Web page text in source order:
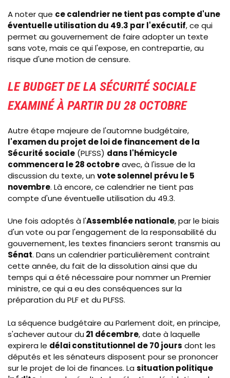
A noter que ce calendrier ne tient pas compte d'une
éventuelle utilisation du 49.3 par l'exécutif, ce qui
permet au gouvernement de faire adopter un texte
sans vote, mais ce qui l'expose, en contrepartie, au
risque d'une motion de censure.
LE BUDGET DE LA SÉCURITÉ SOCIALE
EXAMINÉ À PARTIR DU 28 OCTOBRE
Autre étape majeure de l'automne budgétaire,
l'examen du projet de loi de financement de la
Sécurité sociale (PLFSS) dans l'hémicycle
commencera le 28 octobreavec, à l'issue de la
discussion du texte, un vote solennel prévu le 5
novembre. Là encore, ce calendrier ne tient pas
compte d'une éventuelle utilisation du 49.3.
Une fois adoptés à l'Assemblée nationale, par le biais
d'un vote ou par l'engagement de la responsabilité du
gouvernement, les textes financiers seront transmis au
Sénat. Dans un calendrier particulièrement contraint
cette année, du fait de la dissolution ainsi que du
temps qui a été nécessaire pour nommer un Premier
ministre, ce qui a eu des conséquences sur la
préparation du PLF et du PLFSS.
La séquence budgétaire au Parlement doit, en principe,
s'achever autour du 21 décembre, date à laquelle
expirera le délai constitutionnel de 70 jours dont les
députés et les sénateurs disposent pour se prononcer
sur le projet de loi de finances. La situation politique